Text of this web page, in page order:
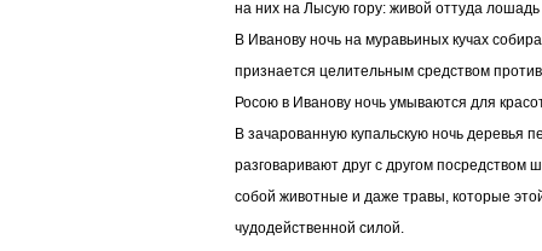
на них на Лысую гору: живой оттуда
В Иванову ночь на муравьиных кучах
признается целительным средством
Росою в Иванову ночь умываются для
В зачарованную купальскую ночь деревья
разговаривают друг с другом посредством
собой животные и даже травы, которые
чудодейственной силой.